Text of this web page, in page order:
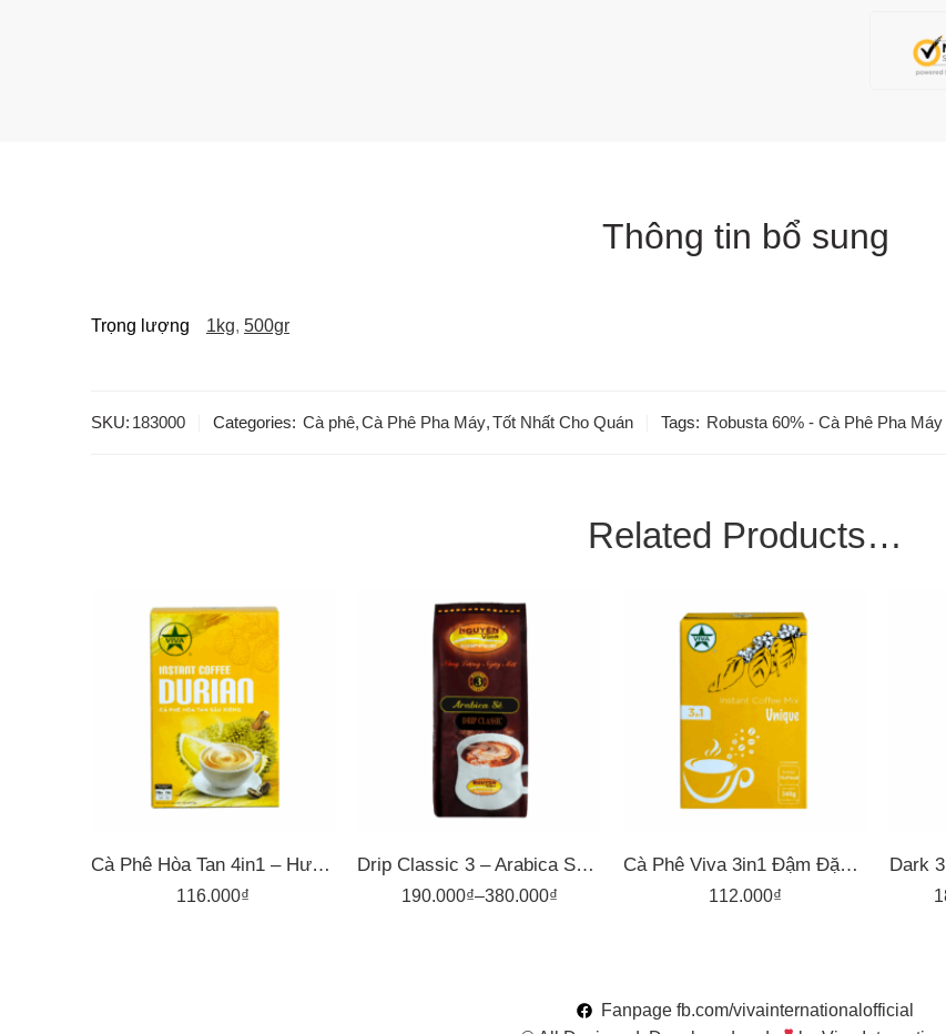
Thông tin bổ sung
Trọng lượng 1kg, 500gr
SKU: 183000 Categories: Cà phê,Cà Phê Pha Máy,Tốt Nhất Cho Quán Tags: Robusta 60% - Cà Phê Pha
Related Products…
Cà Phê Hòa Tan 4in1 – Hương Sầu Riêng – Hộp 14 Gói X 15G
116.000₫
Drip Classic 3 – Arabica Sẻ – Cà Phê Pha Phin Nguyên Vina
190.000₫–380.000₫
1kg
500gr
Cà Phê Viva 3in1 Đậm Đặc Trưng – Hộp 20 Gói X 17G
112.000₫
Fanpage fb.com/vivainternationalofficial